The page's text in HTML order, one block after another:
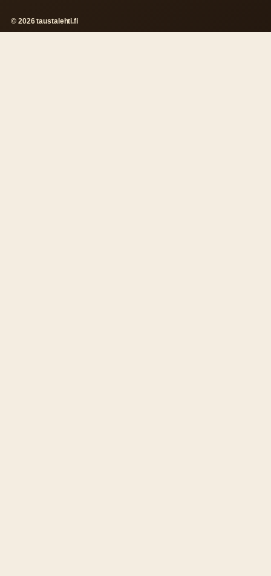
© 2026 taustalehti.fi